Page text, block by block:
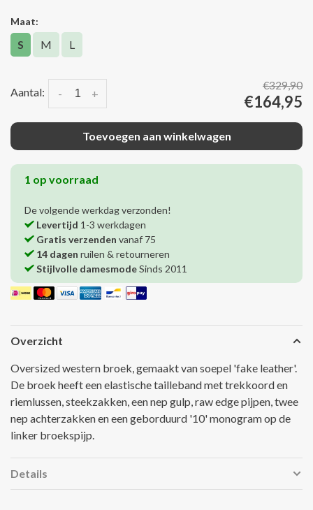
Maat:
S M L
Aantal: +
-
€329,90
€164,95
Toevoegen aan winkelwagen
1 op voorraad
De volgende werkdag verzonden!
Levertijd 1-3 werkdagen
Gratis verzenden vanaf 75
14 dagen ruilen & retourneren
Stijlvolle damesmodeSinds 2011
Overzicht
Oversized western broek, gemaakt van soepel 'fake leather'.
De broek heeft een elastische tailleband met trekkoord en
riemlussen, steekzakken, een nep gulp, raw edge pijpen, twee
nep achterzakken en een geborduurd '10' monogram op de
linker broekspijp.
Details